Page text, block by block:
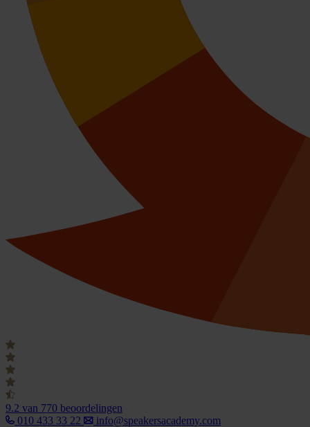
9.2 van 770 beoordelingen
010 433 33 22
info@speakersacademy.com